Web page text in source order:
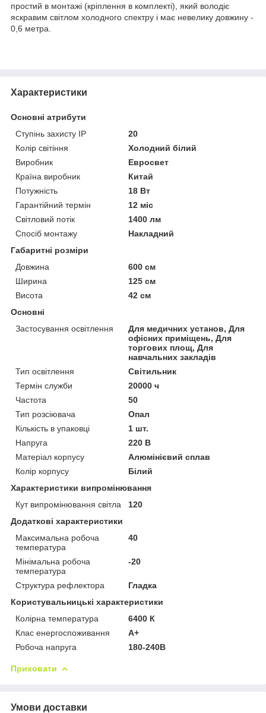
простий в монтажі (кріплення в комплекті), який володіє
яскравим світлом холодного спектру і має невелику довжину -
0,6 метра.
Характеристики
Основні атрибути
Ступінь захисту IP
20
Колір світіння
Холодний білий
Виробник
Евросвет
Країна виробник
Китай
Потужність
18 Вт
Гарантійний термін
12 міс
Світловий потік
1400 лм
Спосіб монтажу
Накладний
Габаритні розміри
Довжина
600 см
Ширина
125 см
Висота
42 см
Основні
Застосування освітлення
Для медичних установ, Для
офісних приміщень, Для
торгових площ, Для
навчальних закладів
Тип освітлення
Світильник
Термін служби
20000 ч
Частота
50
Тип розсіювача
Опал
Кількість в упаковці
1 шт.
Напруга
220 В
Матеріал корпусу
Алюмінієвий сплав
Колір корпусу
Білий
Характеристики випромінювання
Кут випромінювання світла
120
Додаткові характеристики
Максимальна робоча
температура
40
Мінімальна робоча
температура
-20
Структура рефлектора
Гладка
Користувальницькі характеристики
Колірна температура
6400 К
Клас енергоспоживання
А+
Робоча напруга
180-240В
Приховати
Умови доставки